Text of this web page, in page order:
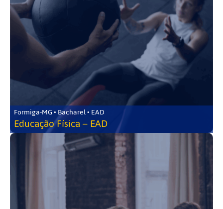
Formiga-MG • Bacharel • EAD
Educação Física – EAD